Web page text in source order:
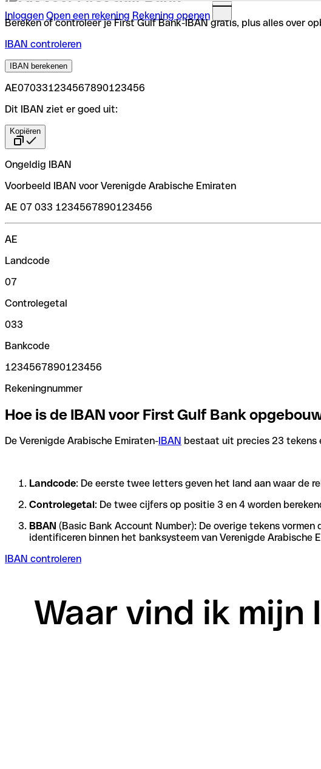
Inloggen Open een rekening Rekening openen
Bereken of controleer je First Gulf Bank-IBAN gratis, plus alles over
IBAN controleren
IBAN berekenen
AE070331234567890123456
Dit IBAN ziet er goed uit:
Kopiëren
Ongeldig IBAN
Voorbeeld IBAN voor Verenigde Arabische Emiraten
AE 07 033 1234567890123456
AE
Landcode
07
Controlegetal
033
Bankcode
1234567890123456
Rekeningnummer
Hoe is de IBAN voor First Gulf Bank
De Verenigde Arabische Emiraten-IBAN bestaat uit precies 23 tekens
Landcode: De eerste twee letters geven het land aan waar de
Controlegetal: De twee cijfers op positie 3 en 4 worden
BBAN (Basic Bank Account Number): De overige tekens
identificeren binnen het banksysteem van Verenigde
IBAN controleren
Waar vind ik mijn